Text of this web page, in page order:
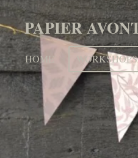
Ga
direct
naar
de
hoofdinhoud
PAPIER
HOME